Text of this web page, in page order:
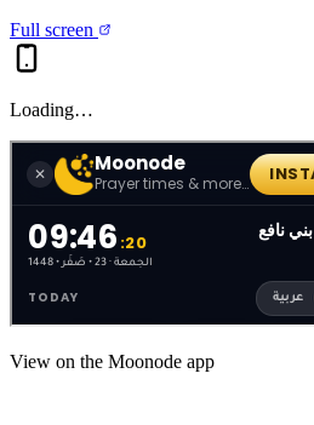
Full screen
Loading…
View on the Moonode app